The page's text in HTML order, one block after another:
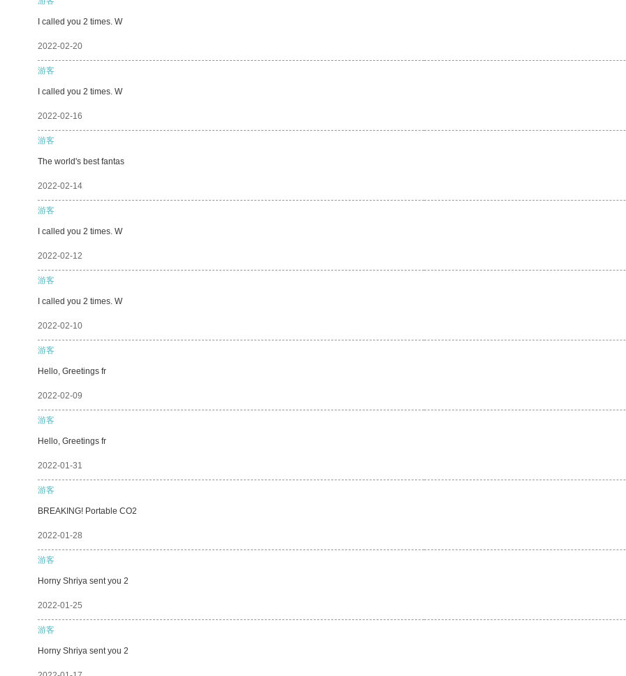
I called you 2 times. W
2022-02-20
游客
I called you 2 times. W
2022-02-16
游客
The world's best fantas
2022-02-14
游客
I called you 2 times. W
2022-02-12
游客
I called you 2 times. W
2022-02-10
游客
Hello, Greetings fr
2022-02-09
游客
Hello, Greetings fr
2022-01-31
游客
BREAKING! Portable CO2
2022-01-28
游客
Horny Shriya sent you 2
2022-01-25
游客
Horny Shriya sent you 2